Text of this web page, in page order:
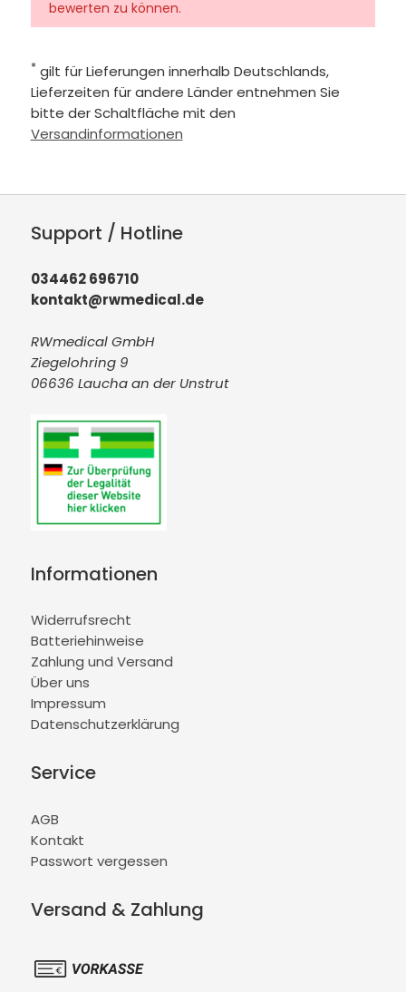
bewerten zu können.
* gilt für Lieferungen innerhalb Deutschlands,
Lieferzeiten für andere Länder entnehmen Sie
bitte der Schaltfläche mit den
Versandinformationen
Support / Hotline
034462 696710
kontakt@rwmedical.de
RWmedical GmbH
Ziegelohring 9
06636 Laucha an der Unstrut
Informationen
Widerrufsrecht
Batteriehinweise
Zahlung und Versand
Über uns
Impressum
Datenschutzerklärung
Service
AGB
Kontakt
Passwort vergessen
Versand & Zahlung